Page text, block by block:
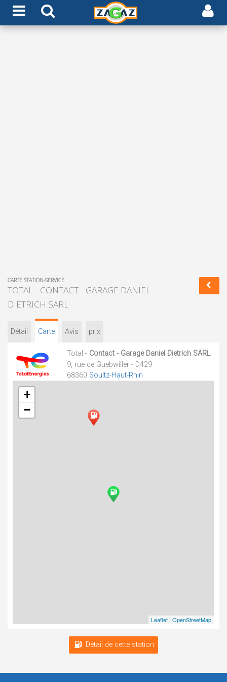
CARTE STATION-SERVICE
TOTAL - CONTACT - GARAGE DANIEL
DIETRICH SARL
Détail Carte Avis prix
Total - Contact - Garage Daniel Dietrich SARL
9, rue de Guebwiller - D429
68360 Soultz-Haut-Rhin
+
−
Leaflet | OpenStreetMap
Détail de cette station